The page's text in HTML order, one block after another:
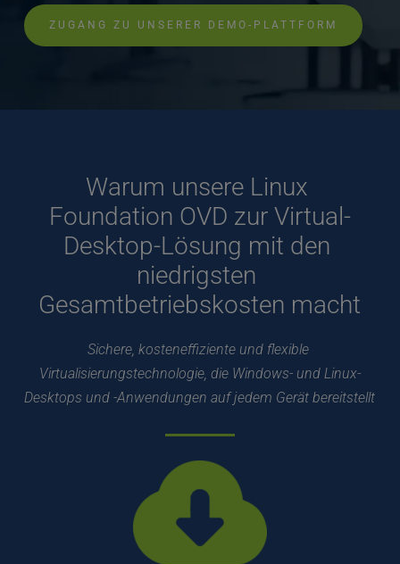
ZUGANG ZU UNSERER DEMO-PLATTFORM
Warum unsere Linux
Foundation OVD zur Virtual-
Desktop-Lösung mit den
niedrigsten
Gesamtbetriebskosten macht
Sichere, kosteneffiziente und flexible
Virtualisierungstechnologie, die Windows- und Linux-
Desktops und -Anwendungen auf jedem Gerät bereitstellt